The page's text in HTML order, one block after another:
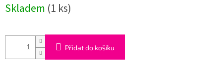
cena:
Skladem (1 ks)
Přidat do košíku